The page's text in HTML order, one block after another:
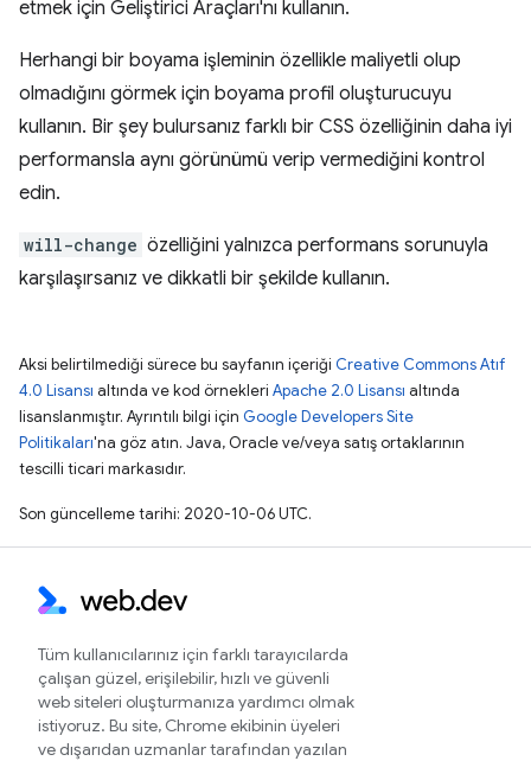
etmek için Geliştirici Araçları'nı kullanın.
Herhangi bir boyama işleminin özellikle maliyetli olup
olmadığını görmek için boyama profil oluşturucuyu
kullanın. Bir şey bulursanız farklı bir CSS özelliğinin daha iyi
performansla aynı görünümü verip vermediğini kontrol
edin.
will-change özelliğini yalnızca performans sorunuyla
karşılaşırsanız ve dikkatli bir şekilde kullanın.
Aksi belirtilmediği sürece bu sayfanın içeriği Creative Commons Atıf
4.0 Lisansı altında ve kod örnekleri Apache 2.0 Lisansı altında
lisanslanmıştır. Ayrıntılı bilgi için Google Developers Site
Politikaları'na göz atın. Java, Oracle ve/veya satış ortaklarının
tescilli ticari markasıdır.
Son güncelleme tarihi: 2020-10-06 UTC.
Tüm kullanıcılarınız için farklı tarayıcılarda
çalışan güzel, erişilebilir, hızlı ve güvenli
web siteleri oluşturmanıza yardımcı olmak
istiyoruz. Bu site, Chrome ekibinin üyeleri
ve dışarıdan uzmanlar tarafından yazılan